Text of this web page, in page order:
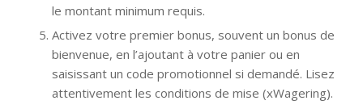
le montant minimum requis.
Activez votre premier bonus, souvent un bonus de
bienvenue, en l’ajoutant à votre panier ou en
saisissant un code promotionnel si demandé. Lisez
attentivement les conditions de mise (xWagering).